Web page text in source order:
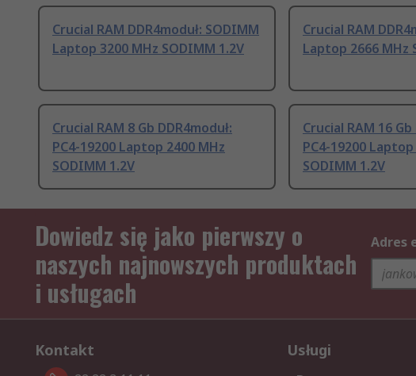
Crucial RAM DDR4moduł: SODIMM
Laptop 3200 MHz SODIMM 1.2V
Crucial RAM
Laptop 2666 MHz
Crucial RAM 8 Gb DDR4moduł:
PC4-19200 Laptop 2400 MHz
SODIMM 1.2V
Crucial RAM 16 Gb
PC4-19200
SODIMM 1.2V
Dowiedz się jako pierwszy o
naszych najnowszych produktach
i usługach
Adres
Kontakt Usługi